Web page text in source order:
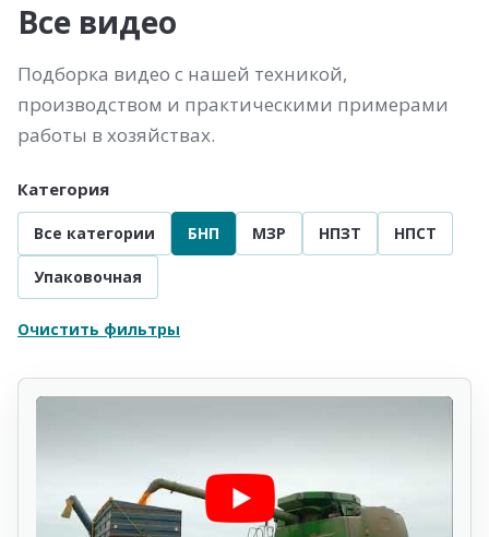
Все видео
Подборка видео с нашей техникой,
производством и практическими примерами
работы в хозяйствах.
Категория
Все категории БНП МЗР НПЗТ НПСТ
Упаковочная
Очистить фильтры